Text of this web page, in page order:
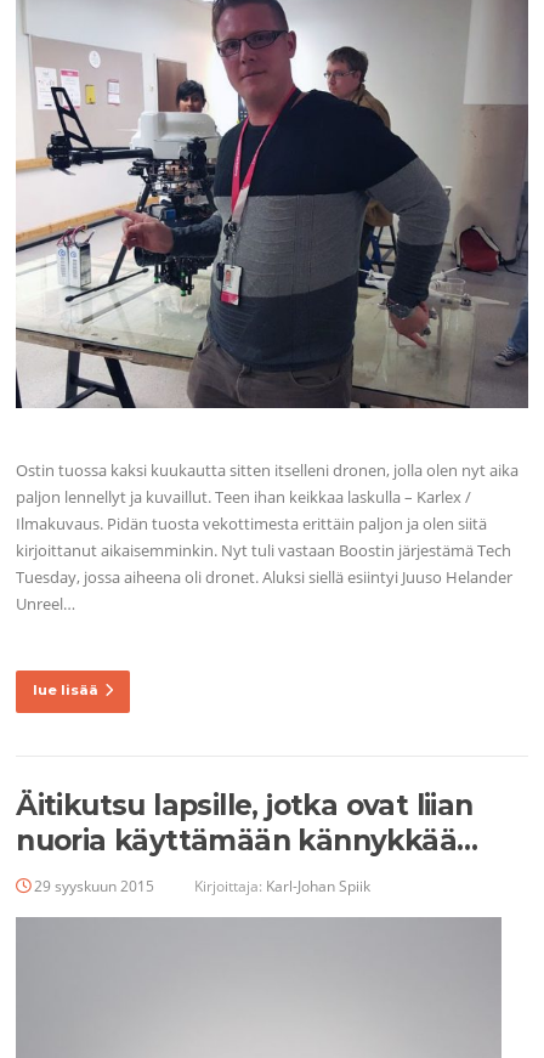
Ostin tuossa kaksi kuukautta sitten itselleni dronen, jolla olen nyt aika
paljon lennellyt ja kuvaillut. Teen ihan keikkaa laskulla – Karlex /
Ilmakuvaus. Pidän tuosta vekottimesta erittäin paljon ja olen siitä
kirjoittanut aikaisemminkin. Nyt tuli vastaan Boostin järjestämä Tech
Tuesday, jossa aiheena oli dronet. Aluksi siellä esiintyi Juuso Helander
Unreel…
lue lisää
Äitikutsu lapsille, jotka ovat liian
nuoria käyttämään kännykkää…
29 syyskuun 2015 Kirjoittaja: Karl-Johan Spiik